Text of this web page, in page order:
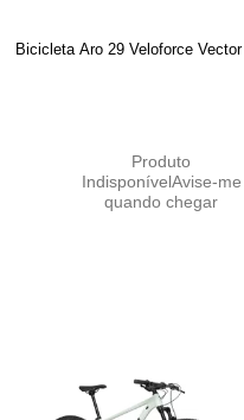
Bicicleta Aro 29 Veloforce Vector
Produto
IndisponívelAvise-me
quando chegar